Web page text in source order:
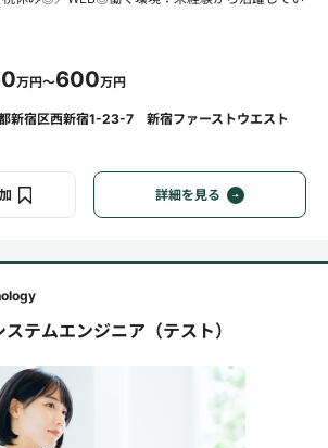
万円～600万円
新宿区西新宿1-23-7 新宿ファーストウエスト
詳細を見る
ステムエンジニア（テスト）